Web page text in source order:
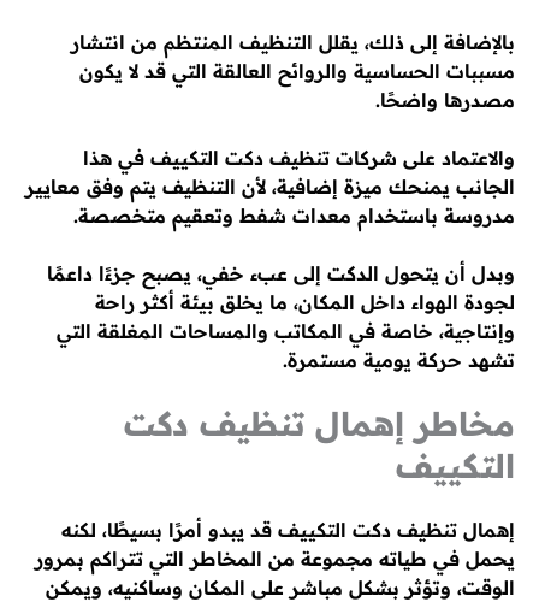
بالإضافة إلى ذلك، يقلل التنظيف المنتظم من انتشار
مسببات الحساسية والروائح العالقة التي قد لا يكون
مصدرها واضحًا.
والاعتماد على شركات تنظيف دكت التكييف في هذا
الجانب يمنحك ميزة إضافية، لأن التنظيف يتم وفق معايير
مدروسة باستخدام معدات شفط وتعقيم متخصصة.
وبدل أن يتحول الدكت إلى عبء خفي، يصبح جزءًا داعمًا
لجودة الهواء داخل المكان، ما يخلق بيئة أكثر راحة
وإنتاجية، خاصة في المكاتب والمساحات المغلقة التي
تشهد حركة يومية مستمرة.
مخاطر إهمال تنظيف دكت
التكييف
إهمال تنظيف دكت التكييف قد يبدو أمرًا بسيطًا، لكنه
يحمل في طياته مجموعة من المخاطر التي تتراكم بمرور
الوقت، وتؤثر بشكل مباشر على المكان وساكنيه، ويمكن